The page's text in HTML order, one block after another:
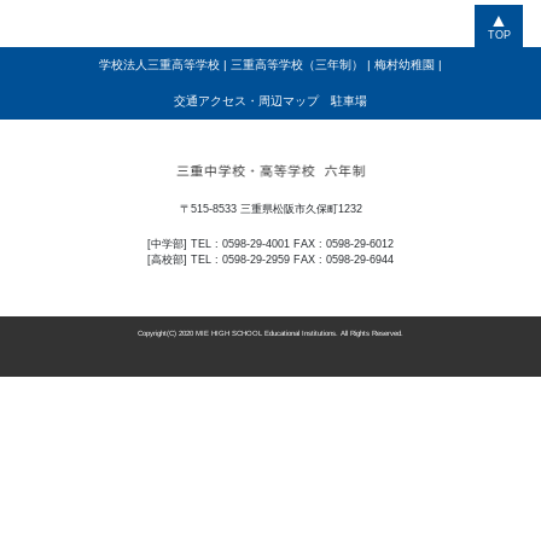
▲
TOP
学校法人三重高等学校 | 三重高等学校（三年制） | 梅村幼稚園 |
交通アクセス・周辺マップ 駐車場
〒515-8533 三重県松阪市久保町1232
[中学部] TEL : 0598-29-4001 FAX : 0598-29-6012
[高校部] TEL : 0598-29-2959 FAX : 0598-29-6944
Copyright(C) 2020 MIE HIGH SCHOOL Educational Institutions. All Rights Reserved.